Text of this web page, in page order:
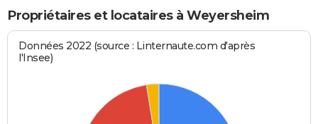
Propriétaires et locataires à Weyersheim
Données 2022 (source : Linternaute.com d'après
l'Insee)